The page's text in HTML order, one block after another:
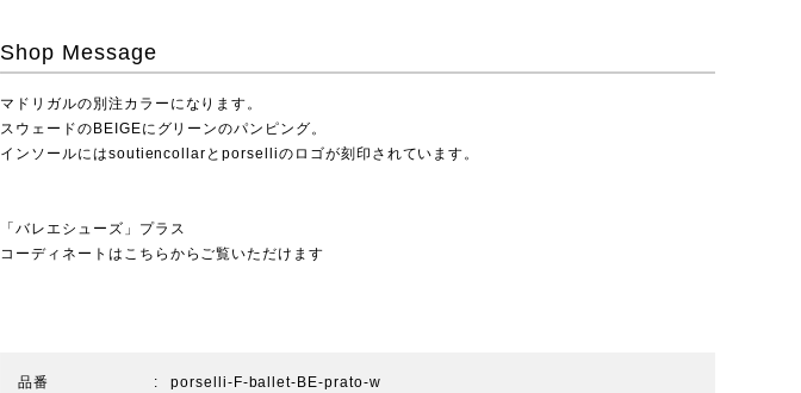
Shop Message
マドリガルの別注カラーになります。
スウェードのBEIGEにグリーンのパンピング。
インソールにはsoutiencollarとporselliのロゴが刻印されています。
「バレエシューズ」プラス
コーディネートはこちらからご覧いただけます
品番
porselli-F-ballet-BE-prato-w